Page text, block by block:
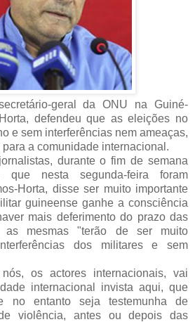
geral da ONU na Guiné-
defendeu que as eleições no
e sem interferências nem ameaças,
a comunidade internacional.
durante o fim de semana
que nesta segunda-feira foram
Horta, disse ser muito importante
guineense ganhe a consciência
mais deferimento do prazo das
mesmas "terão de ser muito
dos militares e sem
os actores internacionais, vai
internacional invista aqui, que
no entanto seja testemunha de
violência, antes ou depois das